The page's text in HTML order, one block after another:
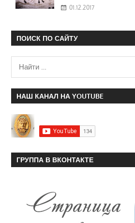
01.12.2017
ПОИСК ПО САЙТУ
НАШ КАНАЛ НА YOUTUBE
ГРУППА В ВКОНТАКТЕ